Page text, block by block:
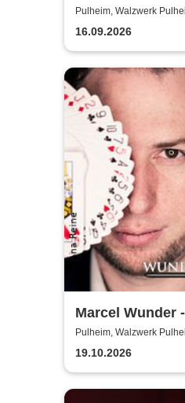
Hennes Bender
Pulheim, Walzwerk
16.09.2026
Marcel Wunder
Hautnah
Zaubershow
Pulheim, Walzwerk
19.10.2026